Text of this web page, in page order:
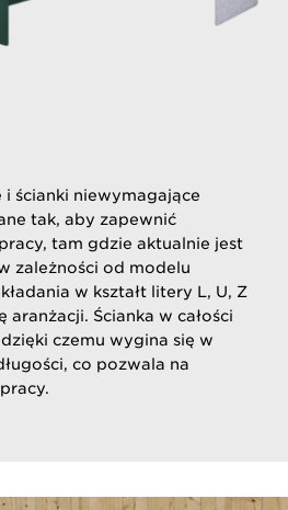
ścianki niewymagające
tak, aby zapewnić
tam gdzie aktualnie jest
zależności od modelu
w kształt litery L, U, Z
Ścianka w całości
czemu wygina się w
co pozwala na